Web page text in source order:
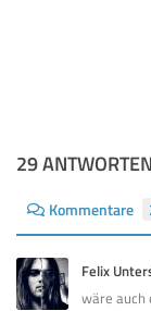
29 ANTWORTEN
Kommentare
Felix
wäre auch